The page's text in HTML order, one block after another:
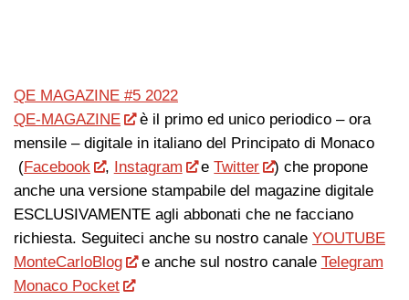
QE MAGAZINE #5 2022
QE-MAGAZINE
è il primo ed unico periodico – ora
mensile – digitale in italiano del Principato di Monaco
(Facebook , Instagram eTwitter
) che propone
anche una versione stampabile del magazine digitale
ESCLUSIVAMENTE agli abbonati che ne facciano
richiesta. Seguiteci anche su nostro canale YOUTUBE
MonteCarloBlog
e anche sul nostro canale Telegram
Monaco Pocket